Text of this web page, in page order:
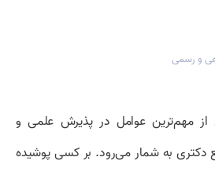
و رسمی
از مهم‌ترین عوامل در پذیرش علمی و
دکتری به شمار می‌رود. بر کسی پوشیده